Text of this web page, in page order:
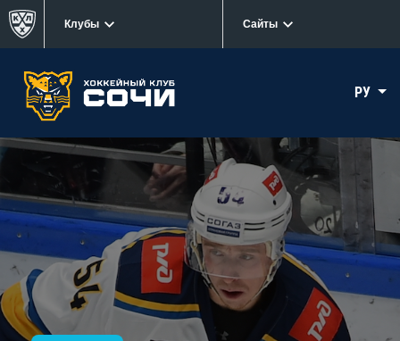
Клубы Сайты
РУ